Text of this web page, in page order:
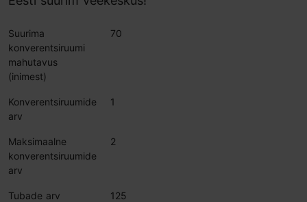
Suurima
konverentsiruumi
mahutavus
(inimest)
70
Konverentsiruumide
arv
1
Maksimaalne
konverentsiruumide
arv
2
Tubade arv 125